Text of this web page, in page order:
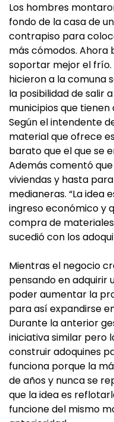
Los hombres
fondo de la casa de
contrapiso para
más cómodos.
soportar mejor el frío.
hicieron a la comuna
la posibilidad de salir
municipios que
Según el intendente
material que ofrece
barato que el que se
Además comentó
viviendas y hasta
medianeras. “La idea
ingreso económico y
compra de
sucedió con los
Mientras el negocio
pensando en adquirir
poder aumentar la
para así expandirse
Durante la anterior
iniciativa similar pero
construir adoquines
funciona porque la
de años y nunca se
que la idea es
funcione del mismo